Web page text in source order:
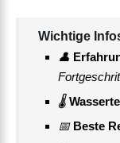
Wichtige
👤
🌡
📅 Beste